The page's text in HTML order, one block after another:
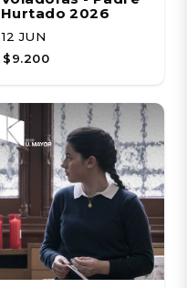
Hurtado 2026
12 JUN
$9.200